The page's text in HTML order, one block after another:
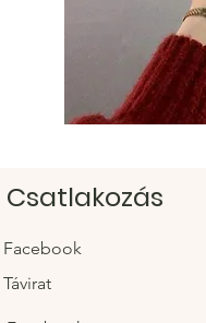
Csatlakozás
Facebook
Távirat